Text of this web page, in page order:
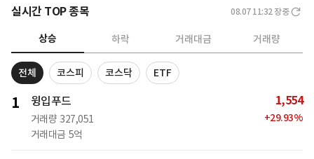
실시간 TOP 종목 08.07 11:32 장중
상승 하락 거래대금 거래량
전체 코스피 코스닥 ETF
1 윙입푸드
거래량 327,051
거래대금 5억
1,554
+29.93%